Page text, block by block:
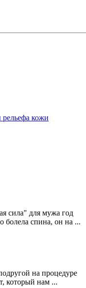
кожи
сила" для мужа год
болела спина, он на ...
на процедуре
который нам ...